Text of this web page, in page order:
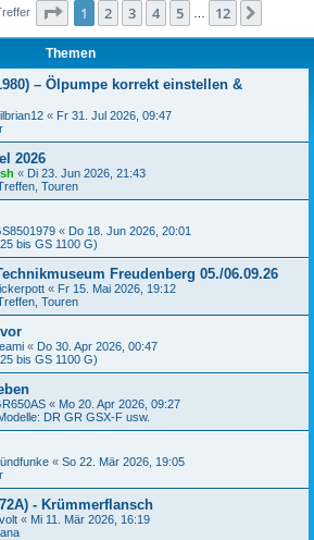
Seite 1von 12
1 2 3 4 5 12
Themen
– Ölpumpe korrekt einstellen &
« Fr 31. Jul 2026, 09:47
2026
« Di 23. Jun 2026, 21:43
Touren
« Do 18. Jun 2026, 20:01
bis GS 1100 G)
Freudenberg 05./06.09.26
« Fr 15. Mai 2026, 19:12
Touren
« Do 30. Apr 2026, 00:47
bis GS 1100 G)
« Mo 20. Apr 2026, 09:27
DR GR GSX-F usw.
« So 22. Mär 2026, 19:05
- Krümmerflansch
« Mi 11. Mär 2026, 16:19